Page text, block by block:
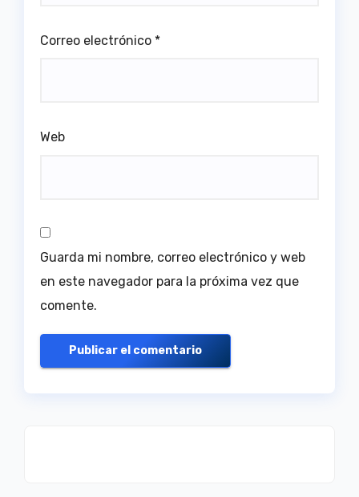
Correo electrónico *
Web
Guarda mi nombre, correo electrónico y web
en este navegador para la próxima vez que
comente.